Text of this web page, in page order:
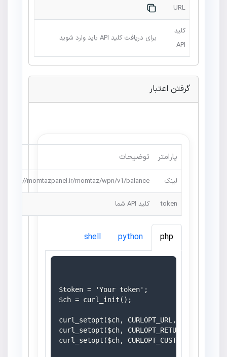
URL
کلید
API
برای دریافت کلید API باید وارد شوید
گرفتن اعتبار
پارامتر توضیحات
لینک https://momtazpanel.ir/momtaz/wpn/v1/balance
token کلید API شما
php
python
shell
$token = 'Your token';
$ch = curl_init();
curl_setopt($ch, CURLOPT_URL, 'https://
curl_setopt($ch,
curl_setopt($ch, CURLOPT_CUSTOMREQUEST,